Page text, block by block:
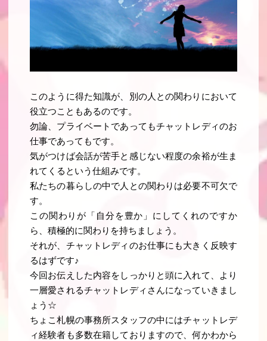
このように得た知識が、別の人との関わりにおいて
役立つこともあるのです。
勿論、プライベートであってもチャットレディのお
仕事であってもです。
気がつけば会話が苦手と感じない程度の余裕が生ま
れてくるという仕組みです。
私たちの暮らしの中で人との関わりは必要不可欠で
す。
この関わりが「自分を豊か」にしてくれのですか
ら、積極的に関わりを持ちましょう。
それが、チャットレディのお仕事にも大きく反映す
るはずです♪
今回お伝えした内容をしっかりと頭に入れて、より
一層愛されるチャットレディさんになっていきまし
ょう☆
ちょこ札幌の事務所スタッフの中にはチャットレデ
ィ経験者も多数在籍しておりますので、何かわから